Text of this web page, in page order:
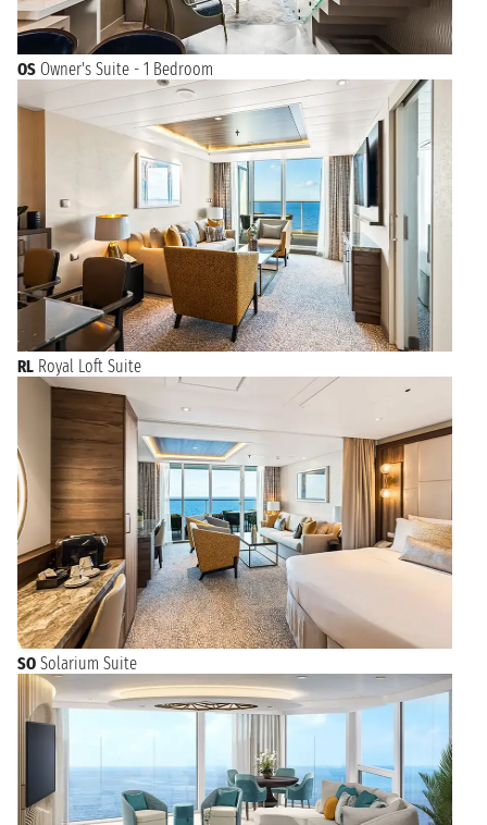
OS Owner's Suite - 1 Bedroom
RL Royal Loft Suite
SO Solarium Suite